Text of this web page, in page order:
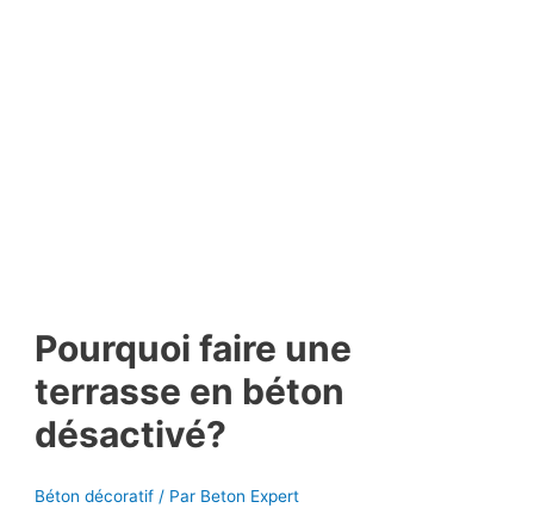
Pourquoi faire une
terrasse en béton
désactivé?
Béton décoratif / Par Beton Expert